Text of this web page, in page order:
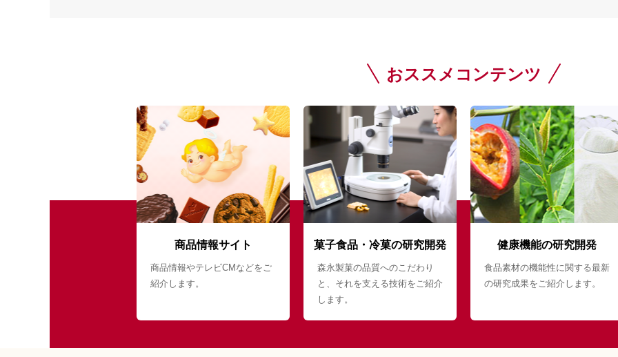
おススメコンテンツ
商品情報サイト
商品情報やテレビCMなどをご
紹介します。
菓子食品・冷菓の研究開発
森永製菓の品質へのこだわり
と、それを支える技術をご紹介
します。
健康機能の研究開発
食品素材の機能性に関する最新
の研究成果をご紹介します。